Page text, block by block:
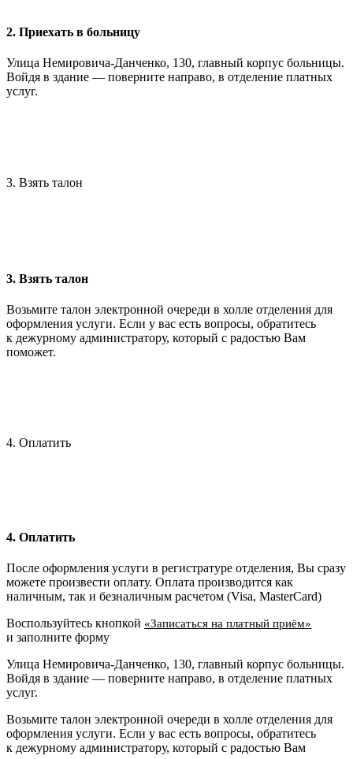
2. Приехать в больницу
Улица Немировича-Данченко, 130, главный корпус больницы.
Войдя в здание — поверните направо, в отделение платных
услуг.
3. Взять талон
3. Взять талон
Возьмите талон электронной очереди в холле отделения для
оформления услуги. Если у вас есть вопросы, обратитесь
к дежурному администратору, который с радостью Вам
поможет.
4. Оплатить
4. Оплатить
После оформления услуги в регистратуре отделения, Вы сразу
можете произвести оплату. Оплата производится как
наличным, так и безналичным расчетом (Visa, MasterCard)
Воспользуйтесь кнопкой «Записаться на платный приём»
и заполните форму
Улица Немировича-Данченко, 130, главный корпус больницы.
Войдя в здание — поверните направо, в отделение платных
услуг.
Возьмите талон электронной очереди в холле отделения для
оформления услуги. Если у вас есть вопросы, обратитесь
к дежурному администратору, который с радостью Вам